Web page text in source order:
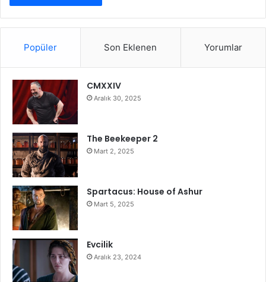
Popüler Son Eklenen Yorumlar
CMXXIV
Aralık 30, 2025
The Beekeeper 2
Mart 2, 2025
Spartacus: House of Ashur
Mart 5, 2025
Evcilik
Aralık 23, 2024